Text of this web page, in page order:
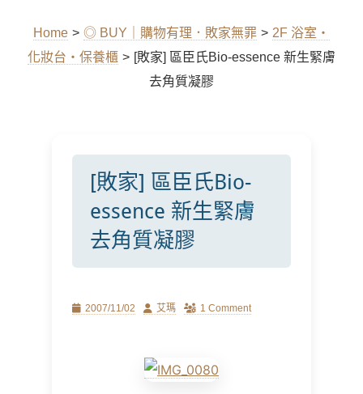
Home > ◎ BUY｜購物有理．敗家無罪 > 2F 浴室‧
化妝台‧保養櫃 > [敗家] 區臣氏Bio-essence 新生緊膚
去角質凝膠
[敗家] 區臣氏Bio-
essence 新生緊膚
去角質凝膠
Posted
2007/11/02 Author
艾瑪 1 Comment